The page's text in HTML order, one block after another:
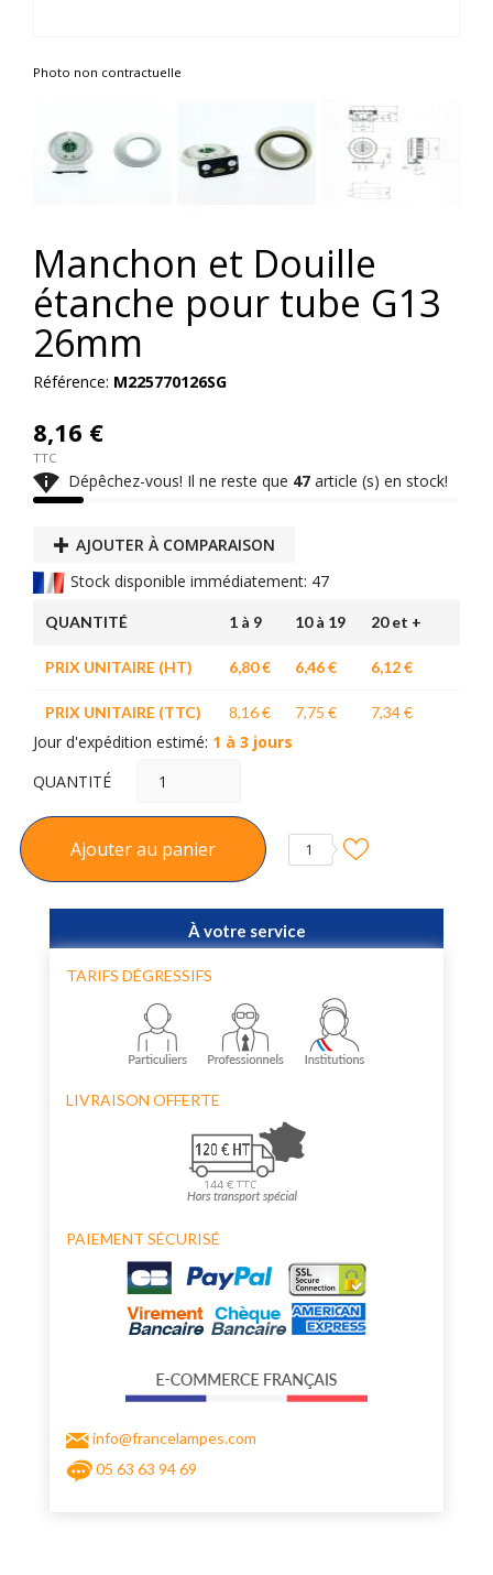
Photo non contractuelle
Manchon et Douille
étanche pour tube G13
26mm
Référence: M225770126SG
8,16 €
TTC
 Dépêchez-vous! Il ne reste que 47 article (s) en stock!
AJOUTER À COMPARAISON
Stock disponible immédiatement: 47
QUANTITÉ 1 à 9 10 à 19 20 et +
PRIX UNITAIRE (HT) 6,80 € 6,46 € 6,12 €
PRIX UNITAIRE (TTC) 8,16 € 7,75 € 7,34 €
Jour d'expédition estimé: 1 à 3 jours
QUANTITÉ
Ajouter au panier 1
À votre service
TARIFS DÉGRESSIFS
LIVRAISON OFFERTE
PAIEMENT SÉCURISÉ
info@francelampes.com
05 63 63 94 69